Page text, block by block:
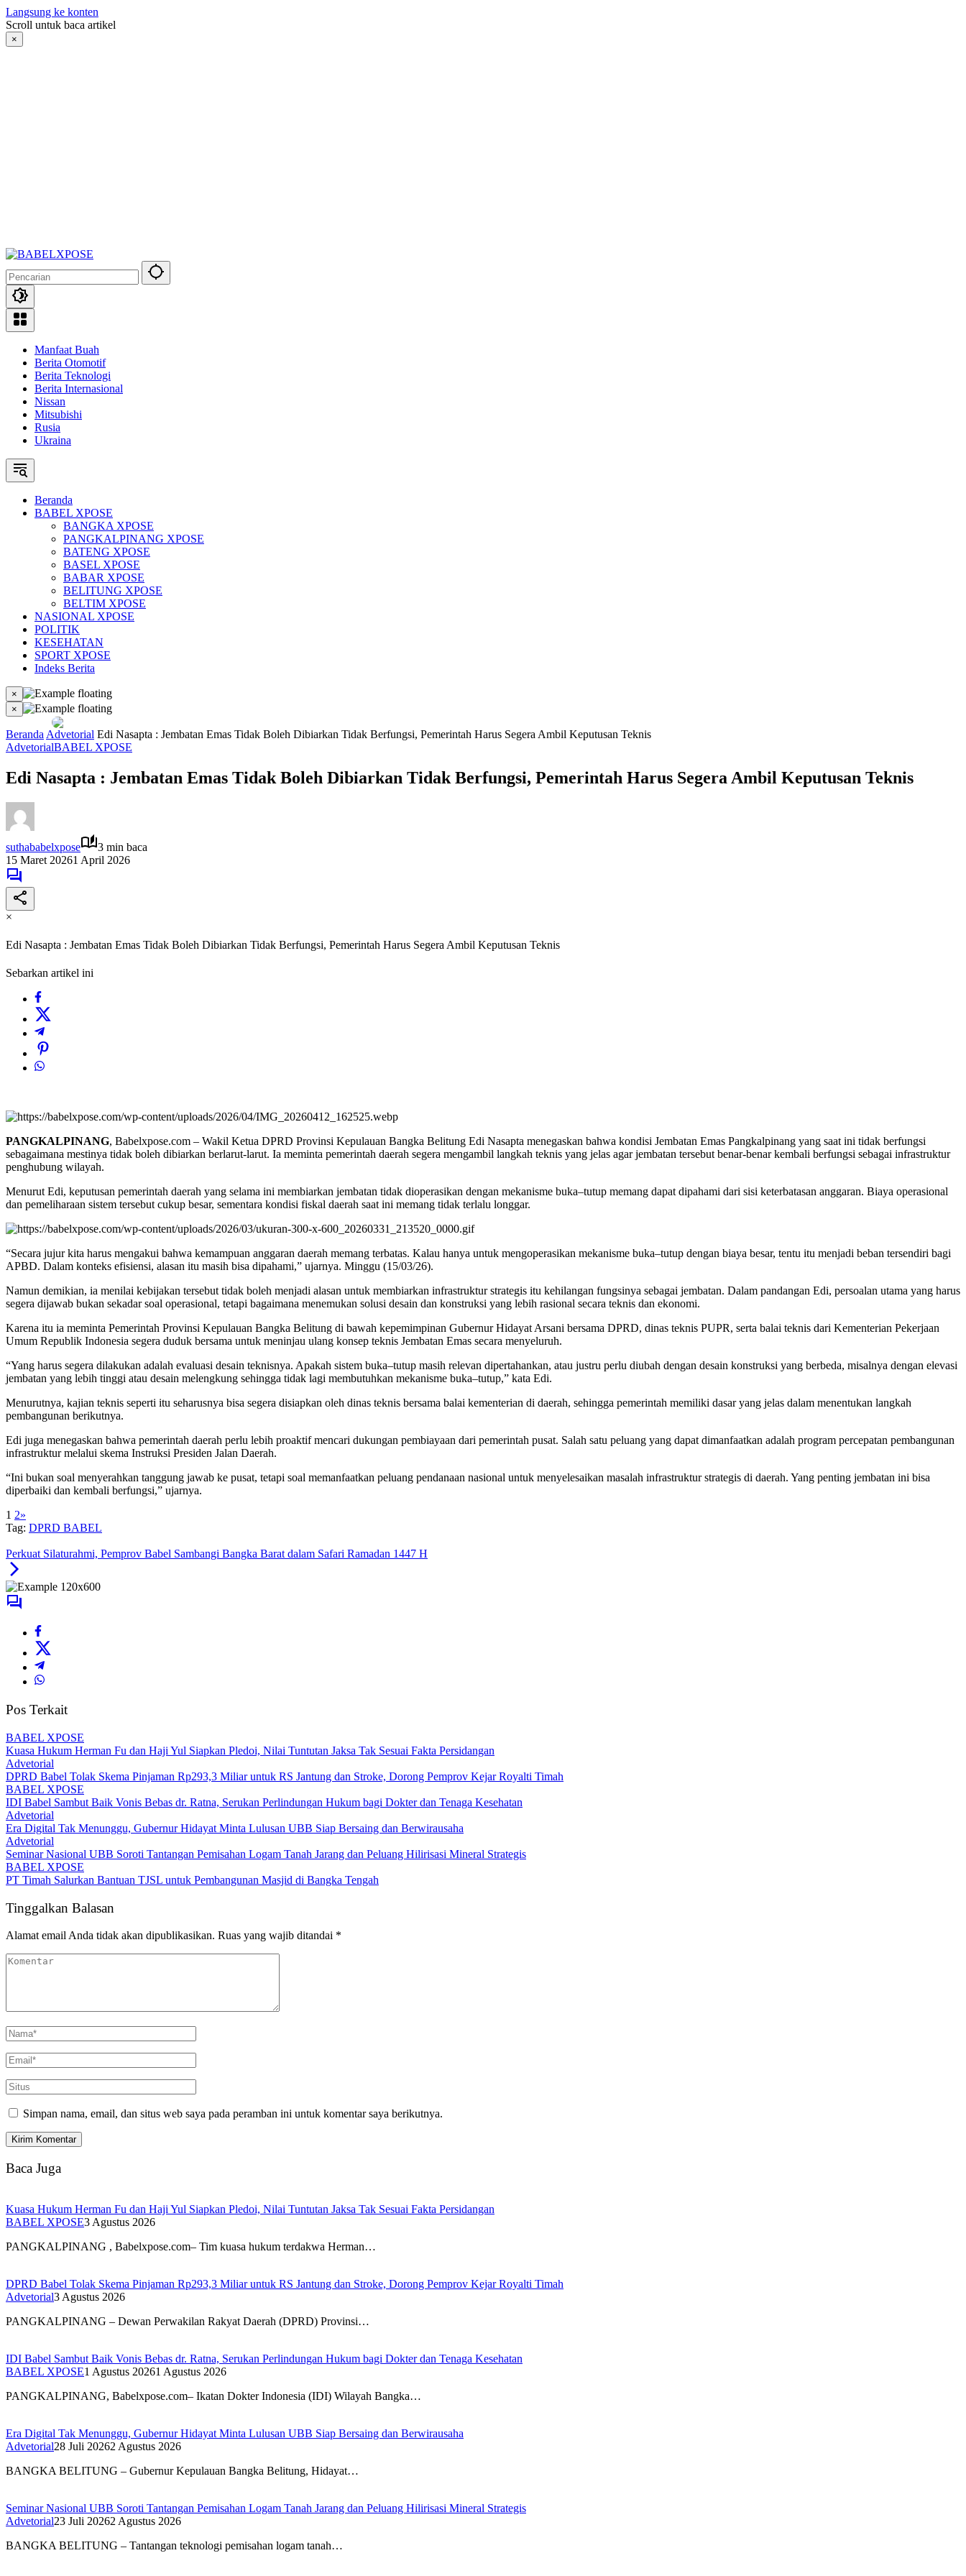
Langsung ke konten
Scroll untuk baca artikel
×
Manfaat Buah
Berita Otomotif
Berita Teknologi
Berita Internasional
Nissan
Mitsubishi
Rusia
Ukraina
Beranda
BABEL XPOSE
BANGKA XPOSE
PANGKALPINANG XPOSE
BATENG XPOSE
BASEL XPOSE
BABAR XPOSE
BELITUNG XPOSE
BELTIM XPOSE
NASIONAL XPOSE
POLITIK
KESEHATAN
SPORT XPOSE
Indeks Berita
×
×
Beranda Advetorial Edi Nasapta : Jembatan Emas Tidak Boleh Dibiarkan Tidak Berfungsi, Pemerintah Harus Segera Ambil Keputusan Teknis
AdvetorialBABEL XPOSE
Edi Nasapta : Jembatan Emas Tidak Boleh Dibiarkan Tidak Berfungsi, Pemerintah Harus Segera Ambil Keputusan Teknis
suthababelxpose
3 min baca
15 Maret 20261 April 2026
×
Edi Nasapta : Jembatan Emas Tidak Boleh Dibiarkan Tidak Berfungsi, Pemerintah Harus Segera Ambil Keputusan Teknis
Sebarkan artikel ini
PANGKALPINANG, Babelxpose.com – Wakil Ketua DPRD Provinsi Kepulauan Bangka Belitung Edi Nasapta menegaskan bahwa kondisi Jembatan Emas Pangkalpinang yang saat ini tidak berfungsi
sebagaimana mestinya tidak boleh dibiarkan berlarut-larut. Ia meminta pemerintah daerah segera mengambil langkah teknis yang jelas agar jembatan tersebut benar-benar kembali berfungsi sebagai infrastruktur
penghubung wilayah.
Menurut Edi, keputusan pemerintah daerah yang selama ini membiarkan jembatan tidak dioperasikan dengan mekanisme buka–tutup memang dapat dipahami dari sisi keterbatasan anggaran. Biaya operasional
dan pemeliharaan sistem tersebut cukup besar, sementara kondisi fiskal daerah saat ini memang tidak terlalu longgar.
“Secara jujur kita harus mengakui bahwa kemampuan anggaran daerah memang terbatas. Kalau hanya untuk mengoperasikan mekanisme buka–tutup dengan biaya besar, tentu itu menjadi beban tersendiri bagi
APBD. Dalam konteks efisiensi, alasan itu masih bisa dipahami,” ujarnya. Minggu (15/03/26).
Namun demikian, ia menilai kebijakan tersebut tidak boleh menjadi alasan untuk membiarkan infrastruktur strategis itu kehilangan fungsinya sebagai jembatan. Dalam pandangan Edi, persoalan utama yang harus
segera dijawab bukan sekadar soal operasional, tetapi bagaimana menemukan solusi desain dan konstruksi yang lebih rasional secara teknis dan ekonomi.
Karena itu ia meminta Pemerintah Provinsi Kepulauan Bangka Belitung di bawah kepemimpinan Gubernur Hidayat Arsani bersama DPRD, dinas teknis PUPR, serta balai teknis dari Kementerian Pekerjaan
Umum Republik Indonesia segera duduk bersama untuk meninjau ulang konsep teknis Jembatan Emas secara menyeluruh.
“Yang harus segera dilakukan adalah evaluasi desain teknisnya. Apakah sistem buka–tutup masih relevan dipertahankan, atau justru perlu diubah dengan desain konstruksi yang berbeda, misalnya dengan elevasi
jembatan yang lebih tinggi atau desain melengkung sehingga tidak lagi membutuhkan mekanisme buka–tutup,” kata Edi.
Menurutnya, kajian teknis seperti itu seharusnya bisa segera disiapkan oleh dinas teknis bersama balai kementerian di daerah, sehingga pemerintah memiliki dasar yang jelas dalam menentukan langkah
pembangunan berikutnya.
Edi juga menegaskan bahwa pemerintah daerah perlu lebih proaktif mencari dukungan pembiayaan dari pemerintah pusat. Salah satu peluang yang dapat dimanfaatkan adalah program percepatan pembangunan
infrastruktur melalui skema Instruksi Presiden Jalan Daerah.
“Ini bukan soal menyerahkan tanggung jawab ke pusat, tetapi soal memanfaatkan peluang pendanaan nasional untuk menyelesaikan masalah infrastruktur strategis di daerah. Yang penting jembatan ini bisa
diperbaiki dan kembali berfungsi,” ujarnya.
1 2»
Tag: DPRD BABEL
Perkuat Silaturahmi, Pemprov Babel Sambangi Bangka Barat dalam Safari Ramadan 1447 H
Pos Terkait
BABEL XPOSE
Kuasa Hukum Herman Fu dan Haji Yul Siapkan Pledoi, Nilai Tuntutan Jaksa Tak Sesuai Fakta Persidangan
Advetorial
DPRD Babel Tolak Skema Pinjaman Rp293,3 Miliar untuk RS Jantung dan Stroke, Dorong Pemprov Kejar Royalti Timah
BABEL XPOSE
IDI Babel Sambut Baik Vonis Bebas dr. Ratna, Serukan Perlindungan Hukum bagi Dokter dan Tenaga Kesehatan
Advetorial
Era Digital Tak Menunggu, Gubernur Hidayat Minta Lulusan UBB Siap Bersaing dan Berwirausaha
Advetorial
Seminar Nasional UBB Soroti Tantangan Pemisahan Logam Tanah Jarang dan Peluang Hilirisasi Mineral Strategis
BABEL XPOSE
PT Timah Salurkan Bantuan TJSL untuk Pembangunan Masjid di Bangka Tengah
Tinggalkan Balasan
Alamat email Anda tidak akan dipublikasikan. Ruas yang wajib ditandai *
Simpan nama, email, dan situs web saya pada peramban ini untuk komentar saya berikutnya.
Baca Juga
Kuasa Hukum Herman Fu dan Haji Yul Siapkan Pledoi, Nilai Tuntutan Jaksa Tak Sesuai Fakta Persidangan
BABEL XPOSE3 Agustus 2026
PANGKALPINANG , Babelxpose.com– Tim kuasa hukum terdakwa Herman…
DPRD Babel Tolak Skema Pinjaman Rp293,3 Miliar untuk RS Jantung dan Stroke, Dorong Pemprov Kejar Royalti Timah
Advetorial3 Agustus 2026
PANGKALPINANG – Dewan Perwakilan Rakyat Daerah (DPRD) Provinsi…
IDI Babel Sambut Baik Vonis Bebas dr. Ratna, Serukan Perlindungan Hukum bagi Dokter dan Tenaga Kesehatan
BABEL XPOSE1 Agustus 20261 Agustus 2026
PANGKALPINANG, Babelxpose.com– Ikatan Dokter Indonesia (IDI) Wilayah Bangka…
Era Digital Tak Menunggu, Gubernur Hidayat Minta Lulusan UBB Siap Bersaing dan Berwirausaha
Advetorial28 Juli 20262 Agustus 2026
BANGKA BELITUNG – Gubernur Kepulauan Bangka Belitung, Hidayat…
Seminar Nasional UBB Soroti Tantangan Pemisahan Logam Tanah Jarang dan Peluang Hilirisasi Mineral Strategis
Advetorial23 Juli 20262 Agustus 2026
BANGKA BELITUNG – Tantangan teknologi pemisahan logam tanah…